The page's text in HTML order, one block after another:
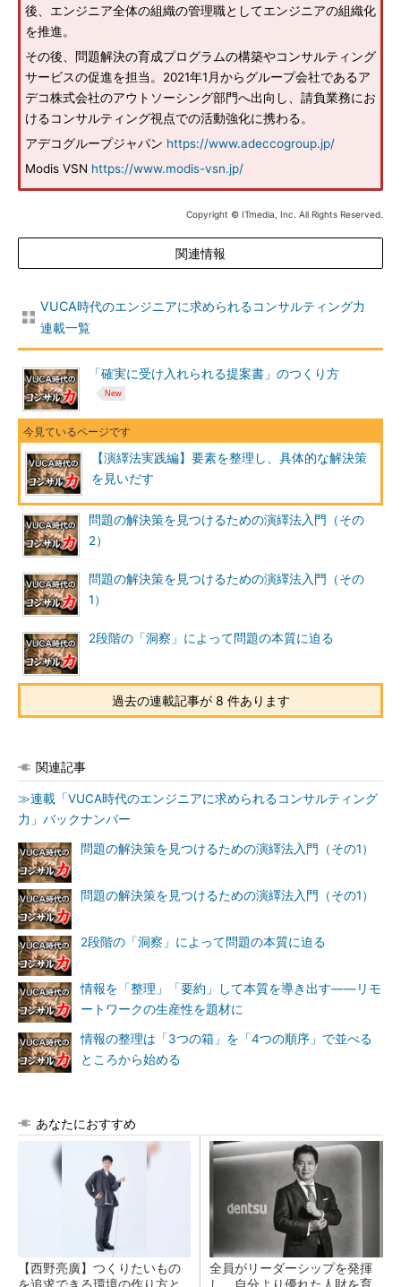
後、エンジニア全体の組織の管理職としてエンジニアの組織化
を推進。
その後、問題解決の育成プログラムの構築やコンサルティング
サービスの促進を担当。2021年1月からグループ会社であるア
デコ株式会社のアウトソーシング部門へ出向し、請負業務にお
けるコンサルティング視点での活動強化に携わる。
アデコグループジャパン https://www.adeccogroup.jp/
Modis VSN https://www.modis-vsn.jp/
Copyright © ITmedia, Inc. All Rights Reserved.
関連情報
VUCA時代のエンジニアに求められるコンサルティング力
連載一覧
「確実に受け入れられる提案書」のつくり方
【演繹法実践編】要素を整理し、具体的な解決策
を見いだす
問題の解決策を見つけるための演繹法入門（その
2）
問題の解決策を見つけるための演繹法入門（その
1）
2段階の「洞察」によって問題の本質に迫る
過去の連載記事が 8 件あります
関連記事
≫連載「VUCA時代のエンジニアに求められるコンサルティング
力」バックナンバー
問題の解決策を見つけるための演繹法入門（その1）
問題の解決策を見つけるための演繹法入門（その1）
2段階の「洞察」によって問題の本質に迫る
情報を「整理」「要約」して本質を導き出す――リモ
ートワークの生産性を題材に
情報の整理は「3つの箱」を「4つの順序」で並べる
ところから始める
あなたにおすすめ
【西野亮廣】つくりたいもの
を追求できる環境の作り方と
全員がリーダーシップを発揮
し、自分より優れた人財を育